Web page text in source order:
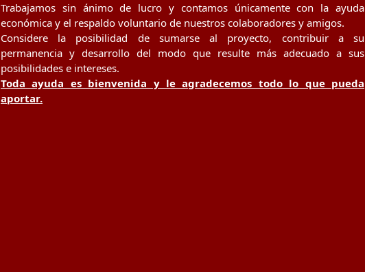
Trabajamos sin ánimo de lucro y contamos únicamente con la ayuda
económica y el respaldo voluntario de nuestros colaboradores y amigos.
Considere la posibilidad de sumarse al proyecto, contribuir a su
permanencia y desarrollo del modo que resulte más adecuado a sus
posibilidades e intereses.
Toda ayuda es bienvenida y le agradecemos todo lo que pueda
aportar.